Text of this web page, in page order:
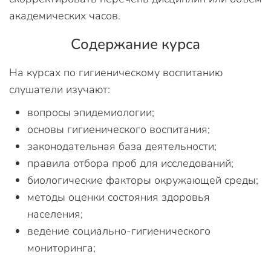
академических часов.
Содержание курса
На курсах по гигиеническому воспитанию
слушатели изучают:
вопросы эпидемиологии;
основы гигиенического воспитания;
законодательная база деятельности;
правила отбора проб для исследований;
биологические факторы окружающей среды;
методы оценки состояния здоровья
населения;
ведение социально-гигиенического
мониторинга;